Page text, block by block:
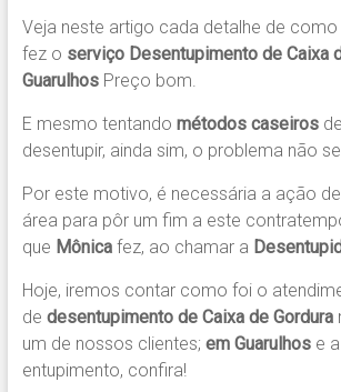
Veja neste artigo cada detalhe de como
fez o serviço Desentupimento de Caixa
GuarulhosPreço bom.
E mesmo tentando métodos caseiros
desentupir, ainda sim, o problema não
Por este motivo, é necessária a ação
área para pôr um fim a este
que Mônica fez, ao chamar a
Hoje, iremos contar como foi o
de desentupimento de Caixa de Gordura
um de nossos clientes; em Guarulhose a
entupimento, confira!